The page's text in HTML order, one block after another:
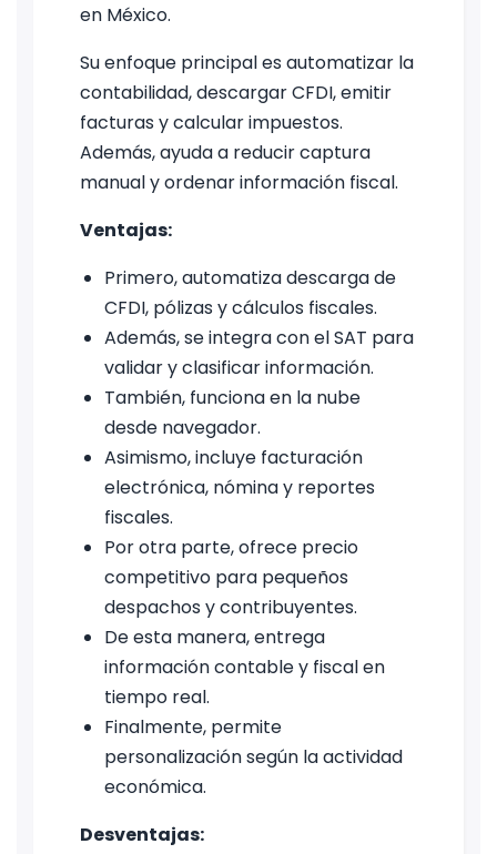
en México.
Su enfoque principal es automatizar la
contabilidad, descargar CFDI, emitir
facturas y calcular impuestos.
Además, ayuda a reducir captura
manual y ordenar información fiscal.
Ventajas:
Primero, automatiza descarga de
CFDI, pólizas y cálculos fiscales.
Además, se integra con el SAT para
validar y clasificar información.
También, funciona en la nube
desde navegador.
Asimismo, incluye facturación
electrónica, nómina y reportes
fiscales.
Por otra parte, ofrece precio
competitivo para pequeños
despachos y contribuyentes.
De esta manera, entrega
información contable y fiscal en
tiempo real.
Finalmente, permite
personalización según la actividad
económica.
Desventajas: